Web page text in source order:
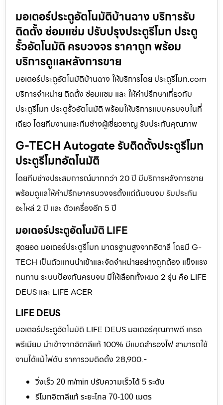
มอเตอร์ประตูอัตโนมัติบ้านฉาง บริการรับ
ติดตั้ง ซ่อมแซ่ม ปรับปรุงประตูรีโมท ประตู
รั้วอัตโนมัติ ครบวงจร ราคาถูก พร้อม
บริการดูแลหลังการขาย
มอเตอร์ประตูอัตโนมัติบ้านฉาง ให้บริการโดย ประตูรีโมท.com
บริการจำหน่าย ติดตั้ง ซ่อมแซม และ ให้คำปรึกษาเกี่ยวกับ
ประตูรีโมท ประตูรั้วอัตโนมัติ พร้อมให้บริการแบบครบจบในที่
เดียว โดยทีมงานและทีมช่างผู้เชี่ยวชาญ รับประกันคุณภาพ
G-TECH Autogate รับติดตั้งประตูรีโมท
ประตูรีโมทอัตโนมัติ
โดยทีมช่างประสบการณ์มากกว่า 20 ปี มีบริการหลังการขาย
พร้อมดูแลให้คำปรึกษาครบวงจรตั้งแต่ต้นจนจบ รับประกัน
อะไหล่ 2 ปี และ ตัวเครื่องอีก 5 ปี
มอเตอร์ประตูอัตโนมัติ LIFE
สุดยอด มอเตอร์ประตูรีโมท มาตรฐานสูงจากอิตาลี โดยมี G-
TECH เป็นตัวแทนนำเข้าและจัดจำหน่ายอย่างถูกต้อง แข็งแรง
ทนทาน ระบบป้องกันครบจบ มีให้เลือกทั้งหมด 2 รุ่น คือ LIFE
DEUS และ LIFE ACER
LIFE DEUS
มอเตอร์ประตูอัตโนมัติ LIFE DEUS มอเตอร์คุณภาพดี เกรด
พรีเมียม นำเข้าจากอิตาลีแท้ 100% มีแบตสำรองไฟ สามารถใช้
งานได้แม้ไฟดับ ราคารวมติดตั้ง 28,900.-
วิ่งเร็ว 20 m/min ปรับความเร็วได้ 5 ระดับ
รีโมทอิตาลีแท้ ระยะไกล 70-100 เมตร